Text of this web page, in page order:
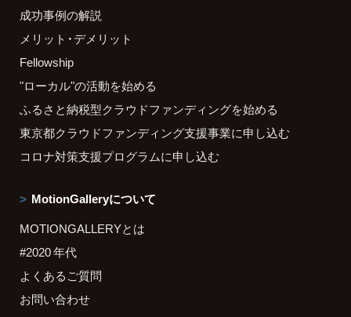
成功事例の解説
メリット・デメリット
Fellowship
"ローカル"の活動を始める
ふるさと納税型クラウドファンディングを始める
東京都クラウドファンディング支援事業に申し込む
コロナ対策支援プログラムに申し込む
MotionGalleryについて
MOTIONGALLERYとは
#2020 年代
よくあるご質問
お問い合わせ